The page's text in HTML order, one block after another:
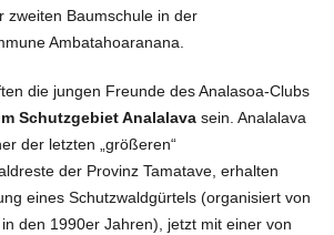
zweiten Baumschule in der
Ambatahoaranana.
die jungen Freunde des Analasoa-Clubs
Schutzgebiet Analalava sein. Analalava
der letzten „größeren“
der Provinz Tamatave, erhalten
eines Schutzwaldgürtels (organisiert von
den 1990er Jahren), jetzt mit einer von